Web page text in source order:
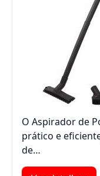
O Aspirador de
prático e
de…